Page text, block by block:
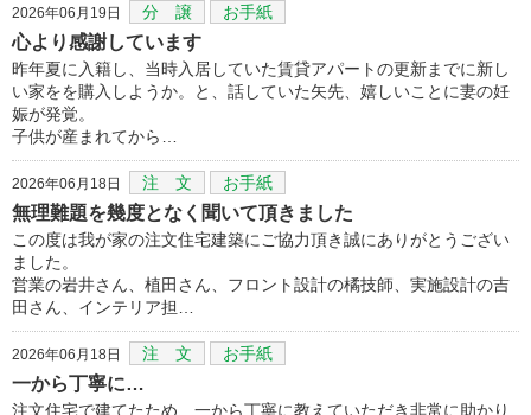
2026年06月19日 分 譲 お手紙
心より感謝しています
昨年夏に入籍し、当時入居していた賃貸アパートの更新までに新し
い家をを購入しようか。と、話していた矢先、嬉しいことに妻の妊
娠が発覚。
子供が産まれてから…
2026年06月18日 注 文 お手紙
無理難題を幾度となく聞いて頂きました
この度は我が家の注文住宅建築にご協力頂き誠にありがとうござい
ました。
営業の岩井さん、植田さん、フロント設計の橘技師、実施設計の吉
田さん、インテリア担…
2026年06月18日 注 文 お手紙
一から丁寧に…
注文住宅で建てたため、一から丁寧に教えていただき非常に助かり